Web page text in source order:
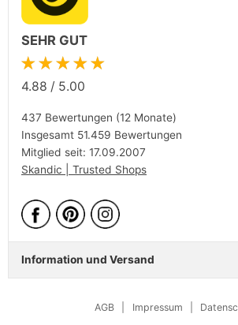
SEHR GUT
★★★★★
4.88 / 5.00
437 Bewertungen (12 Monate)
Insgesamt 51.459 Bewertungen
Mitglied seit: 17.09.2007
Skandic | Trusted Shops
Information und Versand
AGB Impressum